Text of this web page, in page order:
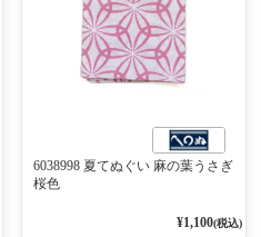
6038998 夏てぬぐい 麻の葉うさぎ
桜色
¥1,100(税込)